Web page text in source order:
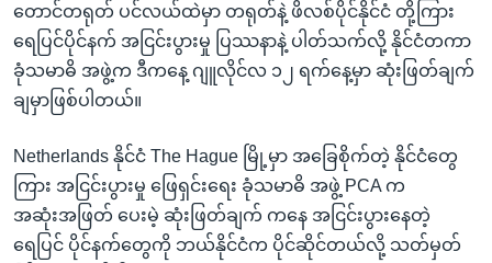
ကျော်
တောင်တရုတ် ပင်လယ်ထဲမှာ တရုတ်နဲ့ ဖိလစ်ပိုင်နိုင်ငံ တို့ကြား
ရေပြင်ပိုင်နက် အငြင်းပွားမှု ပြဿနာနဲ့ ပါတ်သက်လို့ နိုင်ငံတကာ
ခုံသမာဓိ အဖွဲ့က ဒီကနေ့ ဂျူလိုင်လ ၁၂ ရက်နေ့မှာ ဆုံးဖြတ်ချက်
ချမှာဖြစ်ပါတယ်။
Netherlands နိုင်ငံ The Hague မြို့မှာ အခြေစိုက်တဲ့ နိုင်ငံတွေ
ကြား အငြင်းပွားမှု ဖြေရှင်းရေး ခုံသမာဓိ အဖွဲ့ PCA က
အဆုံးအဖြတ် ပေးမဲ့ ဆုံးဖြတ်ချက် ကနေ အငြင်းပွားနေတဲ့
ရေပြင် ပိုင်နက်တွေကို ဘယ်နိုင်ငံက ပိုင်ဆိုင်တယ်လို့ သတ်မှတ်